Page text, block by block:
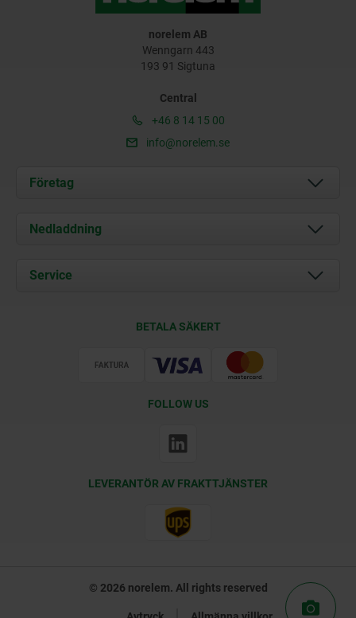
norelem AB
Wenngarn 443
193 91 Sigtuna
Central
+46 8 14 15 00
info@norelem.se
Företag
Om oss
Kontakt
Nedladdning
Documents
Service
BETALA SÄKERT
FOLLOW US
LEVERANTÖR AV FRAKTTJÄNSTER
© 2026 norelem. All rights reserved